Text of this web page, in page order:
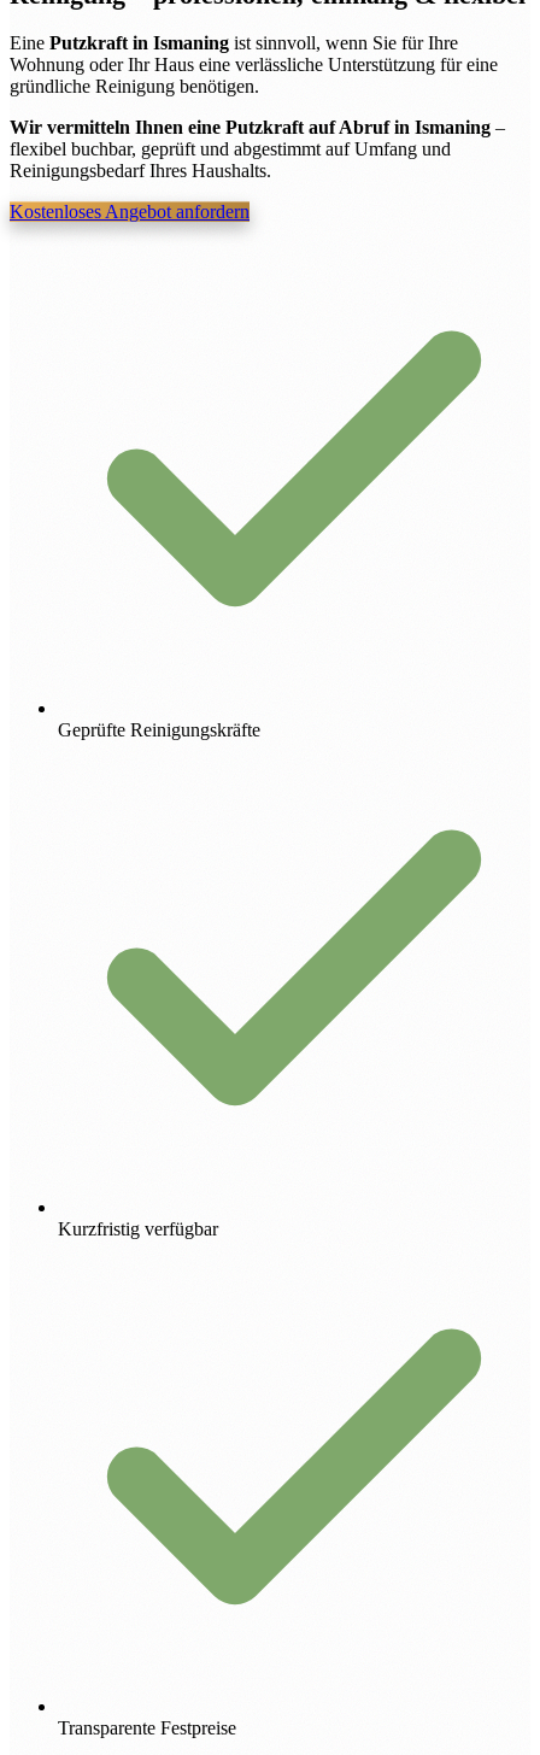
Eine Putzkraft in Ismaning ist sinnvoll, wenn Sie für Ihre
Wohnung oder Ihr Haus eine verlässliche Unterstützung für eine
gründliche Reinigung benötigen.
Wir vermitteln Ihnen eine Putzkraft auf Abruf in Ismaning –
flexibel buchbar, geprüft und abgestimmt auf Umfang und
Reinigungsbedarf Ihres Haushalts.
Kostenloses Angebot anfordern
Geprüfte Reinigungskräfte
Kurzfristig verfügbar
Transparente Festpreise